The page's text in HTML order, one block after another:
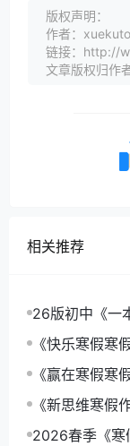
版权声明：
作者：
链接：http://
文章版权归作
相关推荐
26版初中《一
《一本函数》
《快乐寒假寒
《赢在寒假寒
《新思维寒假
2026春季《寒